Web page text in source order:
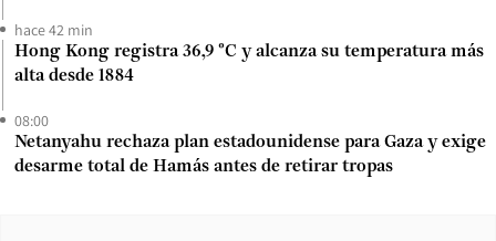
hace 42 min
Hong Kong registra 36,9 °C y alcanza su temperatura más
alta desde 1884
08:00
Netanyahu rechaza plan estadounidense para Gaza y exige
desarme total de Hamás antes de retirar tropas